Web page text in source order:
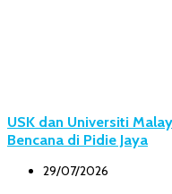
USK dan Universiti
Bencana di Pidie Jaya
29/07/2026